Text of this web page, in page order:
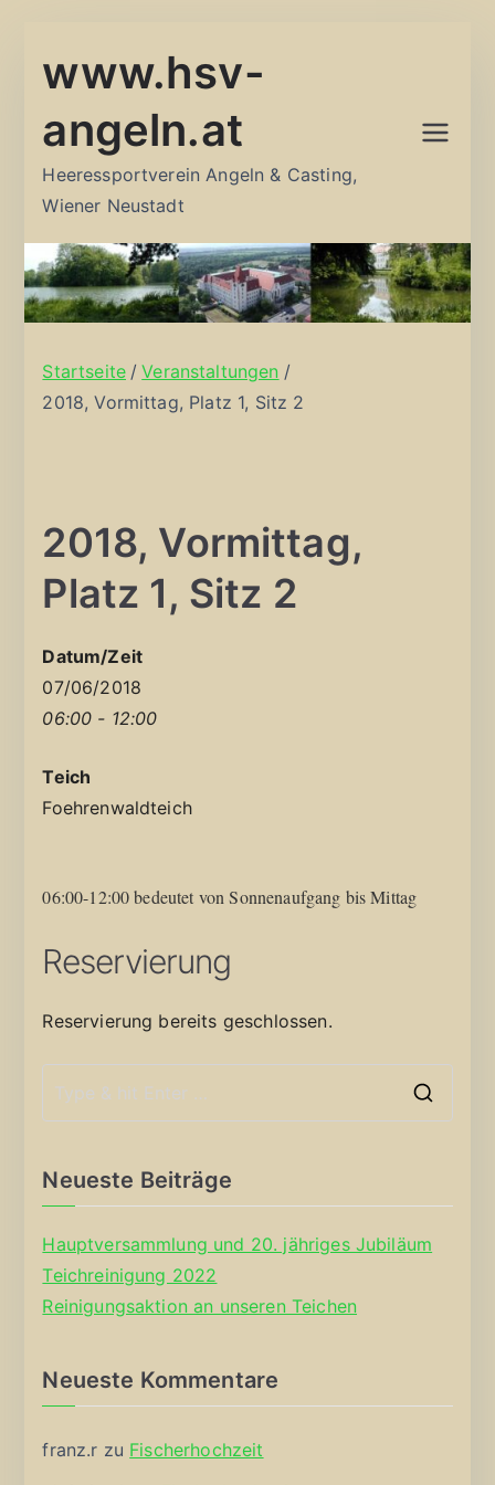
Inhalt
www.hsv-
angeln.at
Heeressportverein Angeln & Casting,
Wiener Neustadt
Startseite
Veranstaltungen
2018, Vormittag, Platz 1, Sitz 2
2018, Vormittag,
Platz 1, Sitz 2
Datum/Zeit
07/06/2018
06:00 - 12:00
Teich
Foehrenwaldteich
06:00-12:00 bedeutet von Sonnenaufgang bis Mittag
Reservierung
Reservierung bereits geschlossen.
Neueste Beiträge
Hauptversammlung und 20. jähriges Jubiläum
Teichreinigung 2022
Reinigungsaktion an unseren Teichen
Neueste Kommentare
franz.r zu Fischerhochzeit